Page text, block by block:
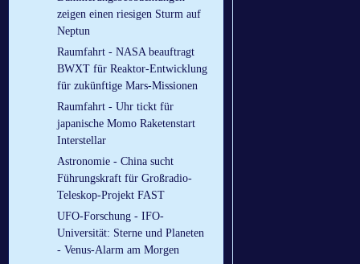
zeigen einen riesigen Sturm auf
Neptun
Raumfahrt - NASA beauftragt
BWXT für Reaktor-Entwicklung
für zukünftige Mars-Missionen
Raumfahrt - Uhr tickt für
japanische Momo Raketenstart
Interstellar
Astronomie - China sucht
Führungskraft für Großradio-
Teleskop-Projekt FAST
UFO-Forschung - IFO-
Universität: Sterne und Planeten
- Venus-Alarm am Morgen